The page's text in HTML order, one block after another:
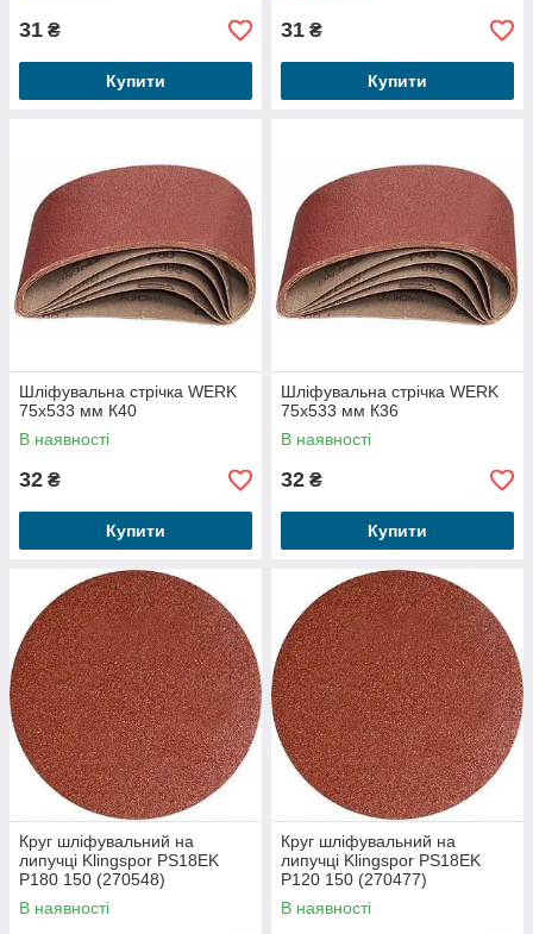
31 ₴
Купити
31 ₴
Купити
Шліфувальна стрічка WERK
75х533 мм К40
В наявності
32 ₴
Купити
Шліфувальна стрічка WERK
75х533 мм К36
В наявності
32 ₴
Купити
Круг шліфувальний на
липучці Klingspor PS18EK
P180 150 (270548)
В наявності
Круг шліфувальний на
липучці Klingspor PS18EK
P120 150 (270477)
В наявності